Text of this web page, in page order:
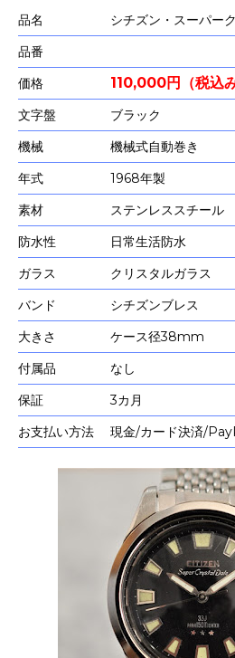
品名
シチズン・スーパー
品番
価格
110,000円（税込み
文字盤
ブラック
機械
機械式自動巻き
年式
1968年製
素材
ステンレススチール
防水性
日常生活防水
ガラス
クリスタルガラス
バンド
シチズンブレス
大きさ
ケース径38mm
付属品
なし
保証
3カ月
お支払い方法
現金/カード決済/